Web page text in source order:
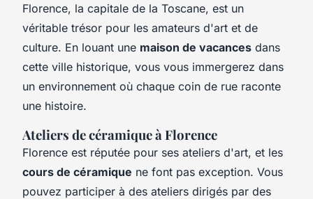
Florence, la capitale de la Toscane, est un
véritable trésor pour les amateurs d'art et de
culture. En louant une maison de vacances dans
cette ville historique, vous vous immergerez dans
un environnement où chaque coin de rue raconte
une histoire.
Ateliers de céramique à Florence
Florence est réputée pour ses ateliers d'art, et les
cours de céramique ne font pas exception. Vous
pouvez participer à des ateliers dirigés par des